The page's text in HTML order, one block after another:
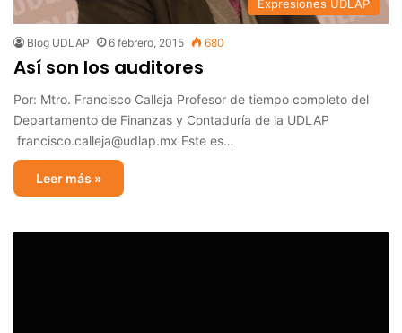
Expresiones UDLAP
Blog UDLAP 6 febrero, 2015 680
Así son los auditores
Por: Mtro. Francisco Calleja Profesor de tiempo completo del
Departamento de Finanzas y Contaduría de la UDLAP
francisco.calleja@udlap.mx Este es…
Leer más »